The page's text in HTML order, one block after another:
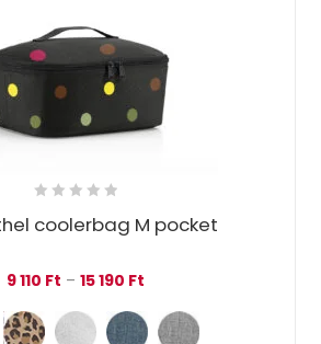
coolerbag M pocket
9 110 Ft – 15 190 Ft